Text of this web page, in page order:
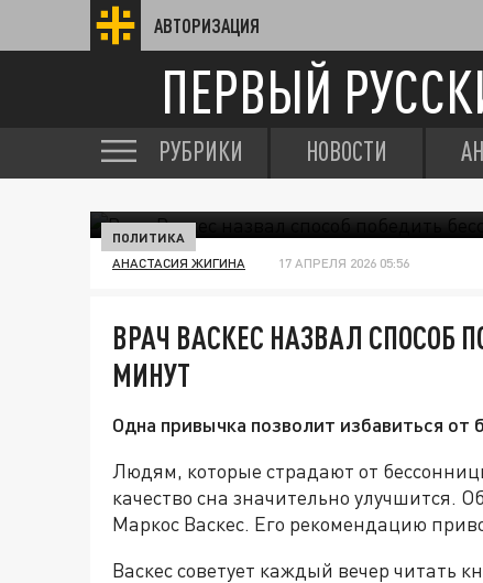
АВТОРИЗАЦИЯ
ПЕРВЫЙ
РУБРИКИ НОВОСТИ
ПОЛИТИКА
АНАСТАСИЯ ЖИГИНА 17 АПРЕЛЯ 2026 05:56
ВРАЧ ВАСКЕС НАЗВАЛ СПОСОБ
МИНУТ
Одна привычка позволит избавиться от
Людям, которые страдают от
качество сна значительно улучшится.
Маркос Васкес. Его рекомендацию
Васкес советует каждый вечер читать